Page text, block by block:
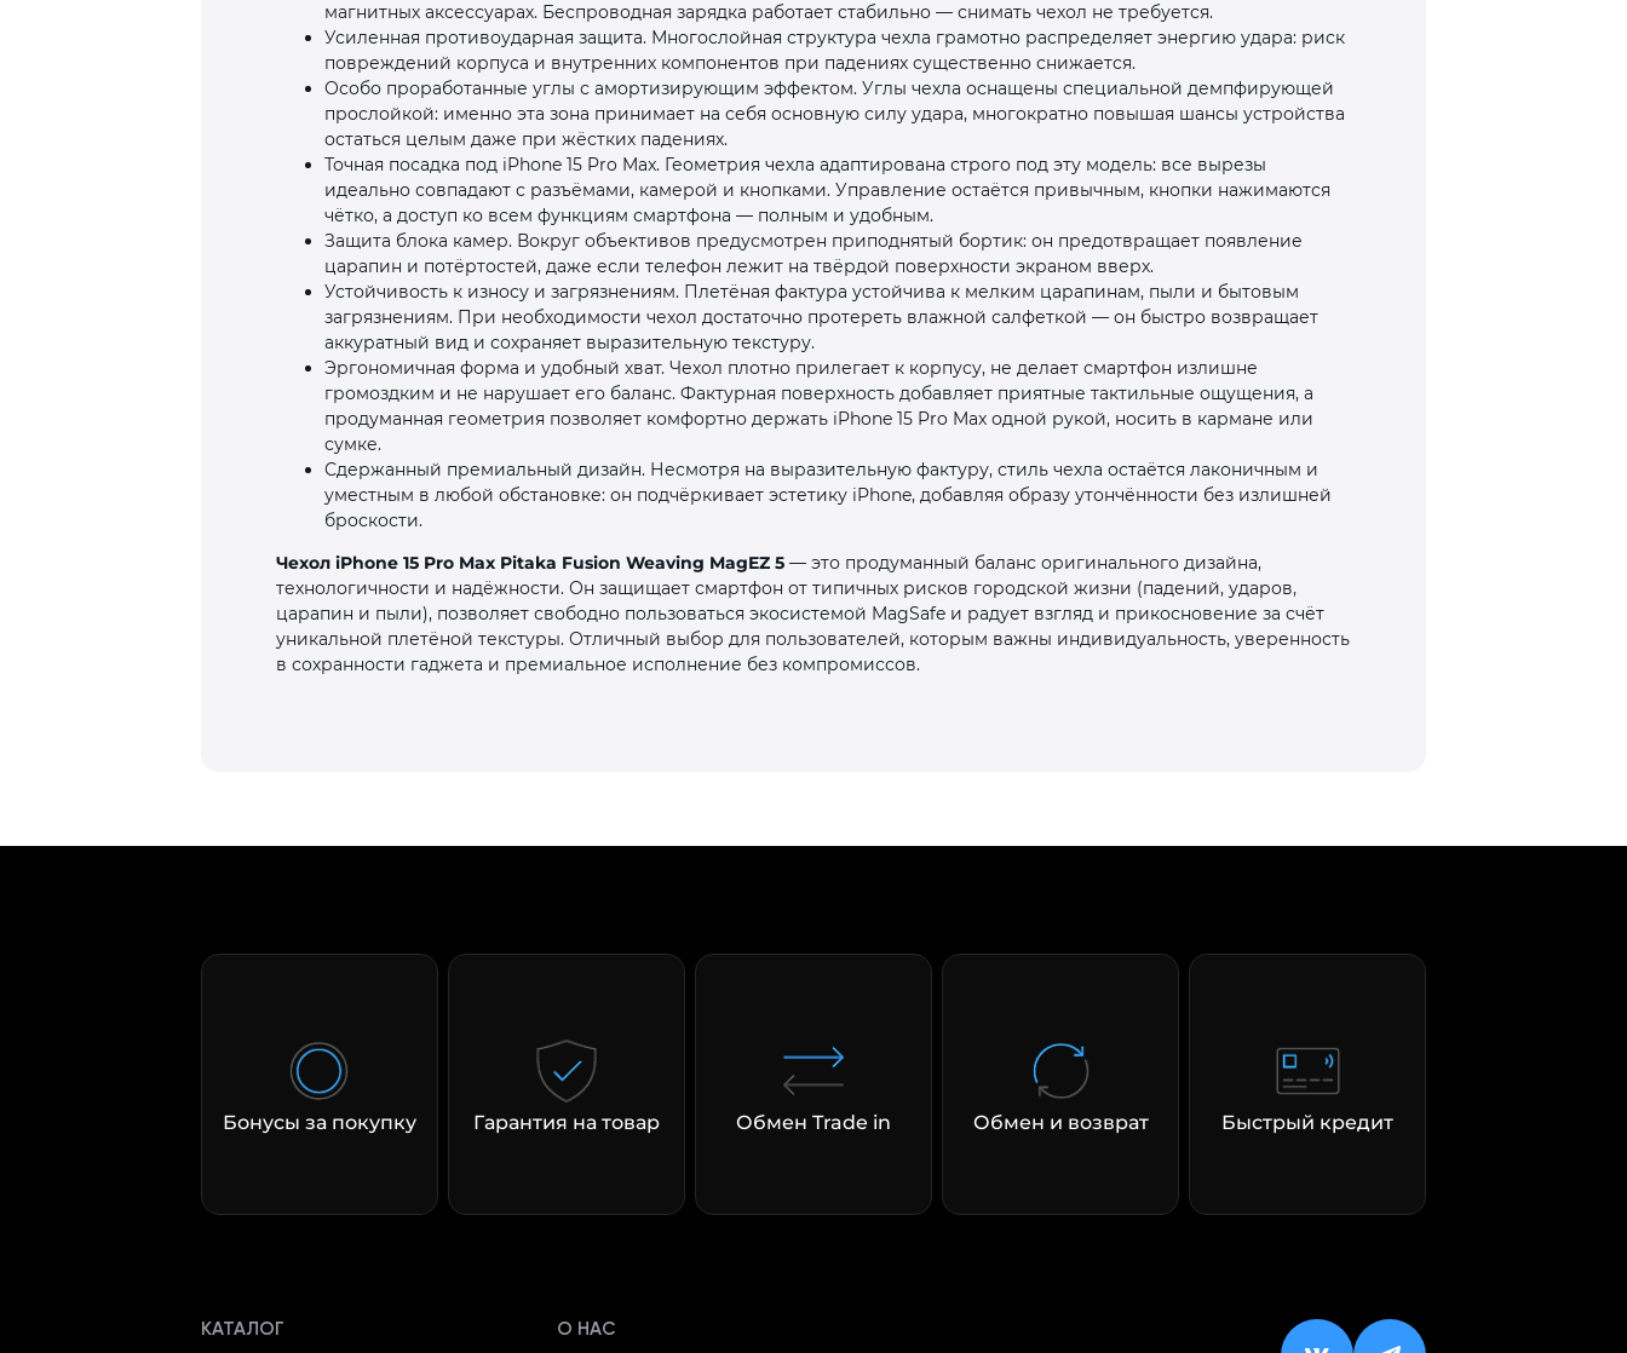
магнитных аксессуарах. Беспроводная зарядка работает стабильно — снимать чехол не требуется.
Усиленная противоударная защита. Многослойная структура чехла грамотно распределяет энергию удара: риск
повреждений корпуса и внутренних компонентов при падениях существенно снижается.
Особо проработанные углы с амортизирующим эффектом. Углы чехла оснащены специальной демпфирующей
прослойкой: именно эта зона принимает на себя основную силу удара, многократно повышая шансы устройства
остаться целым даже при жёстких падениях.
Точная посадка под iPhone 15 Pro Max. Геометрия чехла адаптирована строго под эту модель: все вырезы
идеально совпадают с разъёмами, камерой и кнопками. Управление остаётся привычным, кнопки нажимаются
чётко, а доступ ко всем функциям смартфона — полным и удобным.
Защита блока камер. Вокруг объективов предусмотрен приподнятый бортик: он предотвращает появление
царапин и потёртостей, даже если телефон лежит на твёрдой поверхности экраном вверх.
Устойчивость к износу и загрязнениям. Плетёная фактура устойчива к мелким царапинам, пыли и бытовым
загрязнениям. При необходимости чехол достаточно протереть влажной салфеткой — он быстро возвращает
аккуратный вид и сохраняет выразительную текстуру.
Эргономичная форма и удобный хват. Чехол плотно прилегает к корпусу, не делает смартфон излишне
громоздким и не нарушает его баланс. Фактурная поверхность добавляет приятные тактильные ощущения, а
продуманная геометрия позволяет комфортно держать iPhone 15 Pro Max одной рукой, носить в кармане или
сумке.
Сдержанный премиальный дизайн. Несмотря на выразительную фактуру, стиль чехла остаётся лаконичным и
уместным в любой обстановке: он подчёркивает эстетику iPhone, добавляя образу утончённости без излишней
броскости.
Чехол iPhone 15 Pro Max Pitaka Fusion Weaving MagEZ 5— это продуманный баланс оригинального дизайна,
технологичности и надёжности. Он защищает смартфон от типичных рисков городской жизни (падений, ударов,
царапин и пыли), позволяет свободно пользоваться экосистемой MagSafe и радует взгляд и прикосновение за счёт
уникальной плетёной текстуры. Отличный выбор для пользователей, которым важны индивидуальность, уверенность
в сохранности гаджета и премиальное исполнение без компромиссов.
Бонусы за покупку Гарантия на товар Обмен Trade in Обмен и возврат Быстрый кредит
КАТАЛОГ О НАС